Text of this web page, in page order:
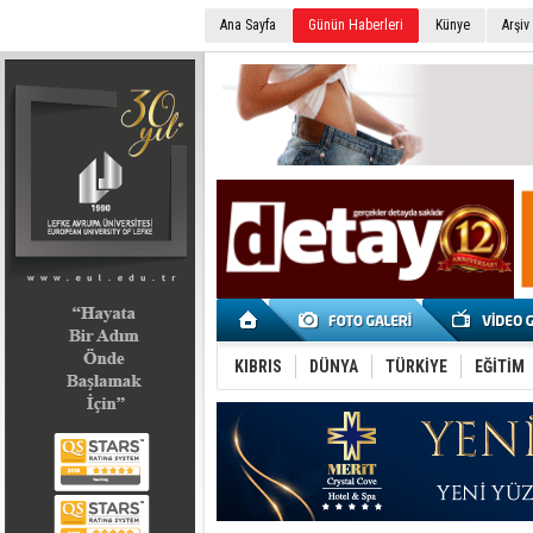
Ana Sayfa Günün Haberleri Künye Arşiv
KIBRIS DÜNYA TÜRKİYE EĞİTİM